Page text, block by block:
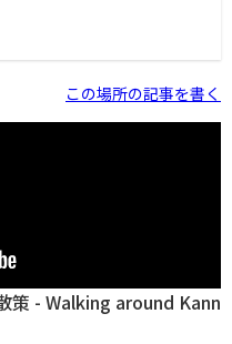
、テントを張ってバーベキューを楽し
いくと良い景色が望めます。天気が良けれ
島まで目視できます。 観音崎
この場所の記事を書く
策 - Walking around Kann